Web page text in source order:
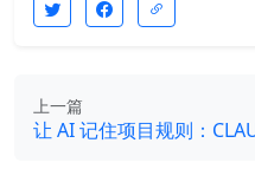
上一篇
让 AI 记住项目规则：